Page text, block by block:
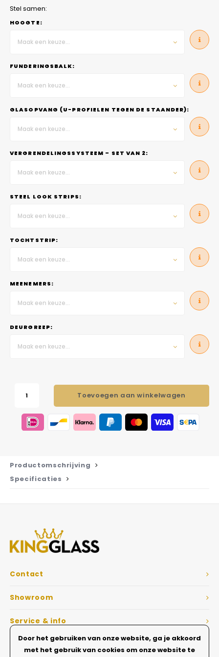
Stel samen:
HOOGTE:
Maak een keuze...
FUNDERINGSBALK:
Maak een keuze...
GLASOPVANG (U-PROFIELEN TEGEN DE STAANDER):
Maak een keuze...
VERGRENDELINGSSYSTEEM – SET VAN 2:
Maak een keuze...
STEEL LOOK STRIPS:
Maak een keuze...
TOCHTSTRIP:
Maak een keuze...
MEENEMERS:
Maak een keuze...
DEURGREEP:
Maak een keuze...
Toevoegen aan winkelwagen
Productomschrijving
Specificaties
Contact
Showroom
Service & info
Dé Glazen wanden specialist
Door het gebruiken van onze website, ga je akkoord
met het gebruik van cookies om onze website te